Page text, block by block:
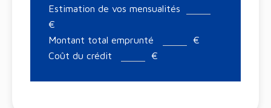
Estimation de vos mensualités
€
Montant total emprunté
€
Coût du crédit
€